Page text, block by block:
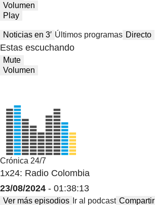
Volumen
Play
Noticias en 3′ Últimos programas Directo
Estas escuchando
Mute
Volumen
Crónica 24/7
1x24: Radio Colombia
23/08/2024 - 01:38:13
Ver más episodios Ir al podcast Compartir